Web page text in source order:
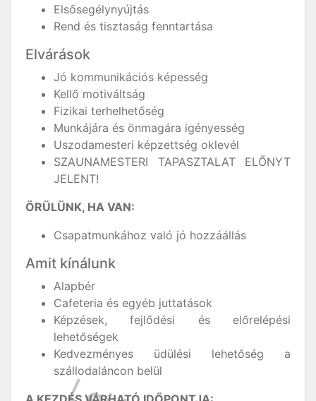
Elsősegélynyújtás
Rend és tisztaság fenntartása
Elvárások
Jó kommunikációs képesség
Kellő motiváltság
Fizikai terhelhetőség
Munkájára és önmagára igényesség
Uszodamesteri képzettség oklevél
SZAUNAMESTERI TAPASZTALAT ELŐNYT
JELENT!
ÖRÜLÜNK, HA VAN:
Csapatmunkához való jó hozzáállás
Amit kínálunk
Alapbér
Cafeteria és egyéb juttatások
Képzések, fejlődési és előrelépési
lehetőségek
Kedvezményes üdülési lehetőség a
szállodaláncon belül